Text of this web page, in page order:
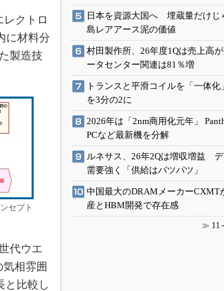
クトロ
に材料分
製造技
セプト
代ウエ
相雰囲
と比較し
日本を資源大国へ 埋蔵量だけじ
島レアアース泥の価値
村田製作所、26年度1Qは売上高
ータセンター関連は81％増
トランスと平滑コイルを「一体化
を3分の2に
2026年は「2nm商用化元年」
PCなど最新機を分解
ルネサス、26年2Qは増収増益
需要強く「供給はパツパツ」
中国最大のDRAMメーカー
産とHBM開発で存在感
≫ 11